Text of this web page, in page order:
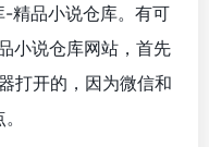
-精品小说仓库。有可
小说仓库网站，首先
打开的，因为微信和